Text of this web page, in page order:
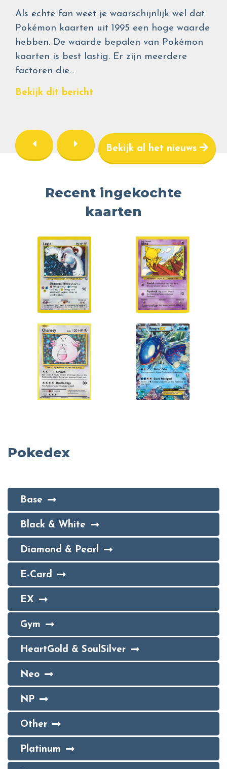
Als echte fan weet je waarschijnlijk wel dat
Pokémon kaarten uit 1995 een hoge waarde
hebben. De waarde bepalen van Pokémon
kaarten is best lastig. Er zijn meerdere
factoren die…
Bekijk dit bericht
Bekijk al het nieuws
Recent ingekochte
kaarten
Pokedex
Base
Black & White
Diamond & Pearl
E-Card
EX
Gym
HeartGold & SoulSilver
Neo
NP
Other
Platinum